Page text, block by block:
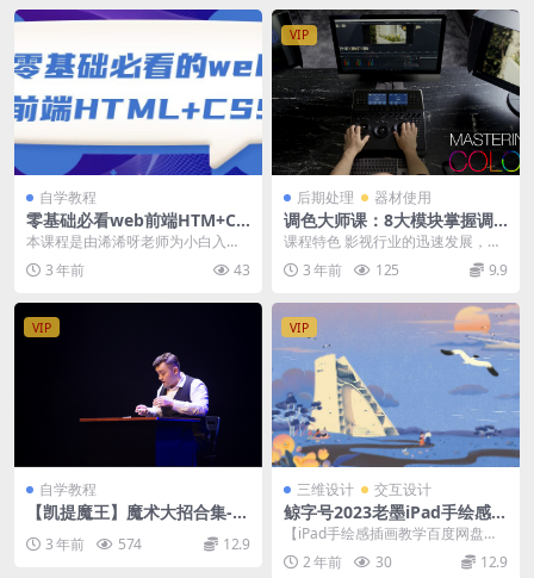
自学教程
零基础必看web前端HTM+CS
S
本课程是由浠浠呀老师为小白入门
前端倾力打造的前端基础教程，是
零基础小白入门前端开...
3 年前 43
VIP
后期处理 器材使用
调色大师课：8大模块掌握调
色技巧
课程特色 影视行业的迅速发展，让
人们认识到色彩是重要的电影语言
之一。新片场学院特...
3 年前 125 9.9
VIP
自学教程
【凯提魔王】魔术大招合集-从
零基础到精通-纯魔术手法表演
_凯提老师
3 年前 574 12.9
VIP
三维设计 交互设计
鲸字号2023老墨iPad手绘感插
画第2期【画质不错有素材】
【iPad手绘感插画教学百度网盘】
鲸字号2023老墨iPad手绘感插画第
2期【高...
2 年前 30 12.9